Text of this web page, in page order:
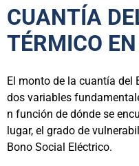
CUANTÍA
TÉRMICO
El monto de la cuantía del
dos variables
n función de dónde se
lugar, el grado de
Bono Social Eléctrico.